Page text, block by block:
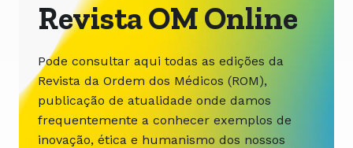
Revista OM Online
Pode consultar aqui todas as edições da
Revista da Ordem dos Médicos (ROM),
publicação de atualidade onde damos
frequentemente a conhecer exemplos de
inovação, ética e humanismo dos nossos